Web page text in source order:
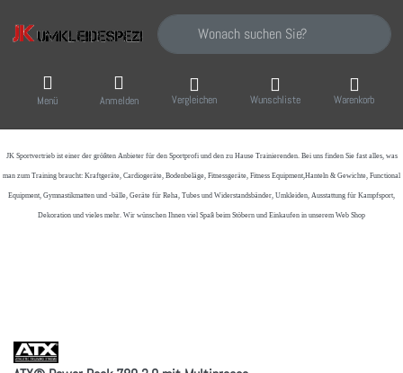
Geben Sie einen Suchbegriff ein. Während
Menü Anmelden Vergleichen Wunschliste Warenkorb
JK Sportvertrieb ist einer der größten Anbieter für den Sportprofi und den zu Hause Trainierenden. Bei uns finden Sie fast alles, was
man zum Training braucht: Kraftgeräte, Cardiogeräte, Bodenbeläge, Fitnessgeräte, Fitness Equipment,Hanteln & Gewichte, Functional
Equipment, Gymnastikmatten und -bälle, Geräte für Reha, Tubes und Widerstandsbänder, Umkleiden, Ausstattung für Kampfsport,
Dekoration und vieles mehr. Wir wünschen Ihnen viel Spaß beim Stöbern und Einkaufen in unserem Web Shop